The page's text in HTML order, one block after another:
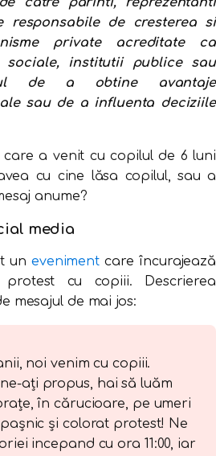
responsabile de cresterea si
private acreditate ca
institutii publice sau
de a obtine avantaje
sau de a influenta deciziile
a venit cu copilul de 6 luni
cu cine lăsa copilul, sau a
anume?
media
un eveniment care încurajează
cu copiii. Descrierea
mesajul de mai jos:
noi venim cu copiii.
ați propus, hai să luăm
în cărucioare, pe umeri
și colorat protest! Ne
incepand cu ora 11:00, iar